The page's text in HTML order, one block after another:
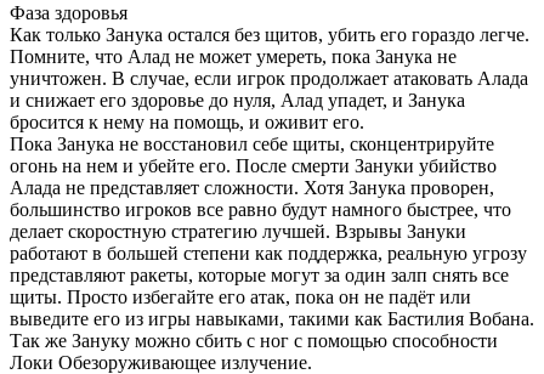
Фаза здоровья
Как только Занука остался без щитов, убить его гораздо легче.
Помните, что Алад не может умереть, пока Занука не
уничтожен. В случае, если игрок продолжает атаковать Алада
и снижает его здоровье до нуля, Алад упадет, и Занука
бросится к нему на помощь, и оживит его.
Пока Занука не восстановил себе щиты, сконцентрируйте
огонь на нем и убейте его. После смерти Зануки убийство
Алада не представляет сложности. Хотя Занука проворен,
большинство игроков все равно будут намного быстрее, что
делает скоростную стратегию лучшей. Взрывы Зануки
работают в большей степени как поддержка, реальную угрозу
представляют ракеты, которые могут за один залп снять все
щиты. Просто избегайте его атак, пока он не падёт или
выведите его из игры навыками, такими как Бастилия Вобана.
Так же Зануку можно сбить с ног с помощью способности
Локи Обезоруживающее излучение.